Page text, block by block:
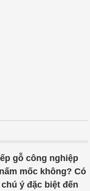
gỗ công nghiệp
mốc không? Có
ý đặc biệt đến